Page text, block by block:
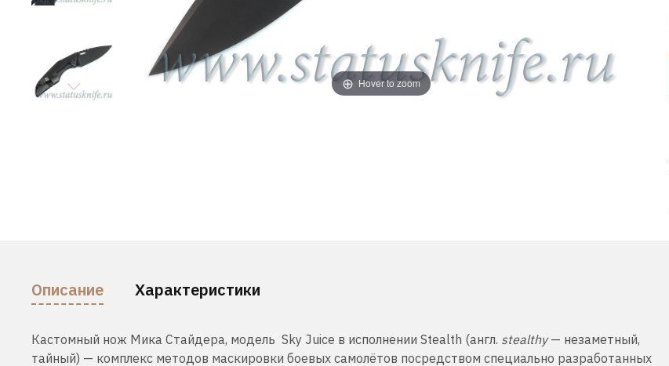
Hover to zoom
Описание Характеристики
Кастомный нож Мика Стайдера, модель Sky Juice в исполнении Stealth (англ. stealthy— незаметный,
тайный) — комплекс методов маскировки боевых самолётов посредством специально разработанных